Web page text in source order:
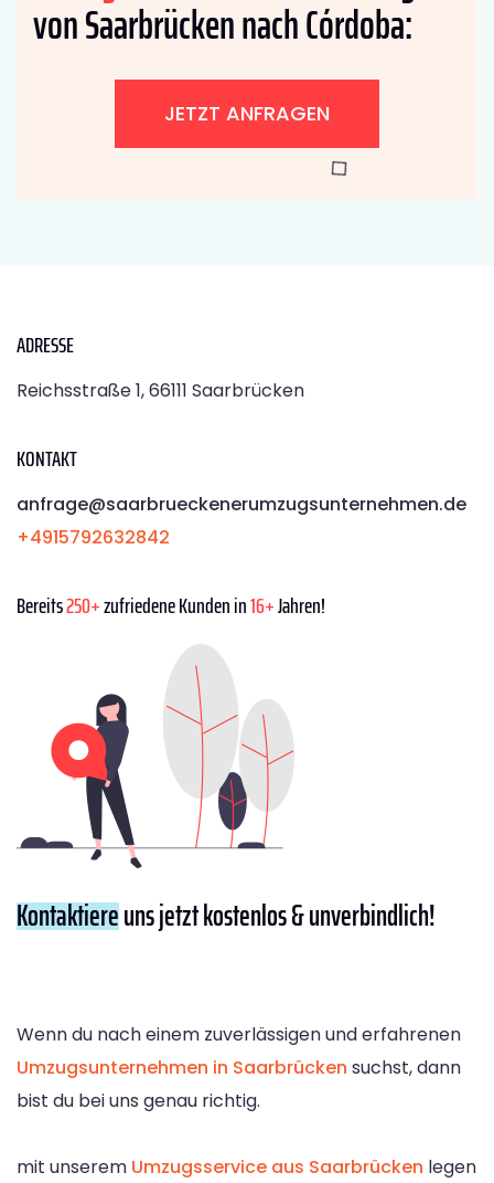
von Saarbrücken nach Córdoba:
JETZT ANFRAGEN
ADRESSE
Reichsstraße 1, 66111 Saarbrücken
KONTAKT
anfrage@saarbrueckenerumzugsunternehmen.de
+4915792632842
Bereits250+zufriedene Kunden in16+Jahren!
Kontaktiereuns jetzt kostenlos & unverbindlich!
Wenn du nach einem zuverlässigen und erfahrenen
Umzugsunternehmen in Saarbrücken suchst, dann
bist du bei uns genau richtig.
mit unserem Umzugsservice aus Saarbrücken legen